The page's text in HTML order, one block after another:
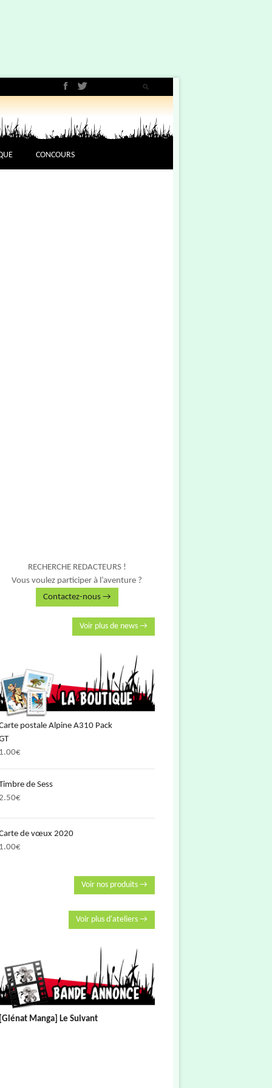
CONCOURS
RECHERCHE REDACTEURS !
Vous voulez participer à l’aventure ?
Contactez-nous →
Voir plus de news →
postale Alpine A310 Pack
1.00€
de Sess
€
de vœux 2020
1.00€
Voir nos produits →
Voir plus d'ateliers →
[Glénat Manga] Le Suivant